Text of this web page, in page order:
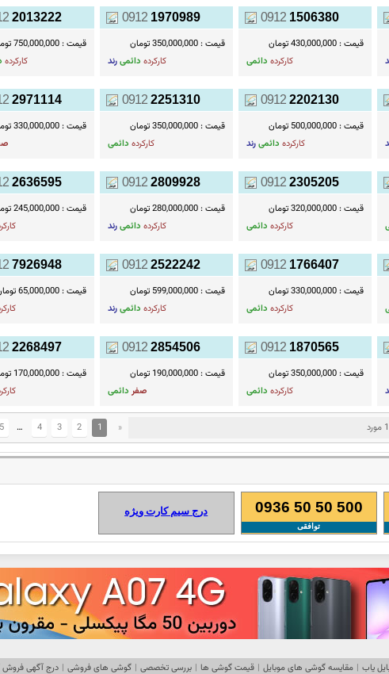
0912 1506380
قیمت :430,000,000 تومان
کارکرده دائمی
0912 1970989
قیمت :350,000,000 تومان
کارکرده دائمیرند
2013222
قیمت :750,000,000 تومان
کارکرده
0912 2202130
قیمت :500,000,000 تومان
کارکرده دائمیرند
0912 2251310
قیمت :350,000,000 تومان
کارکرده دائمی
2971114
قیمت :330,000,000 تومان
0912 2305205
قیمت :320,000,000 تومان
کارکرده دائمی
0912 2809928
قیمت :280,000,000 تومان
کارکرده دائمیرند
2636595
قیمت :245,000,000 تومان
0912 1766407
قیمت :330,000,000 تومان
کارکرده دائمی
0912 2522242
قیمت :599,000,000 تومان
کارکرده دائمیرند
7926948
قیمت :65,000,000 تومان
0912 1870565
قیمت :350,000,000 تومان
کارکرده دائمی
0912 2854506
قیمت :190,000,000 تومان
صفر دائمی
2268497
قیمت :170,000,000 تومان
«
1
2
3
4
…
5
0936 50 50 500
توافقی
درج سیم کارت ویژه
یاب | مقایسه گوشی های موبایل | قیمت گوشی ها | بررسی تخصصی | گوشی های فروشی | درج آگهی